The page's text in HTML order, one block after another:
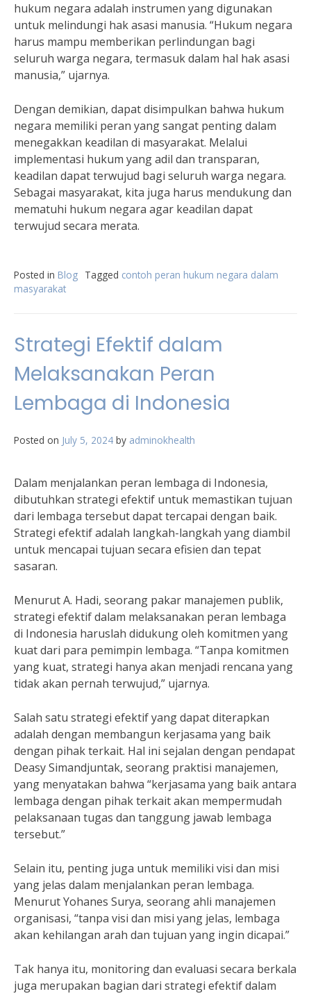
hukum negara adalah instrumen yang digunakan
untuk melindungi hak asasi manusia. “Hukum negara
harus mampu memberikan perlindungan bagi
seluruh warga negara, termasuk dalam hal hak asasi
manusia,” ujarnya.
Dengan demikian, dapat disimpulkan bahwa hukum
negara memiliki peran yang sangat penting dalam
menegakkan keadilan di masyarakat. Melalui
implementasi hukum yang adil dan transparan,
keadilan dapat terwujud bagi seluruh warga negara.
Sebagai masyarakat, kita juga harus mendukung dan
mematuhi hukum negara agar keadilan dapat
terwujud secara merata.
Posted in Blog Tagged contoh peran hukum negara dalam
masyarakat
Strategi Efektif dalam
Melaksanakan Peran
Lembaga di Indonesia
Posted on July 5, 2024 by adminokhealth
Dalam menjalankan peran lembaga di Indonesia,
dibutuhkan strategi efektif untuk memastikan tujuan
dari lembaga tersebut dapat tercapai dengan baik.
Strategi efektif adalah langkah-langkah yang diambil
untuk mencapai tujuan secara efisien dan tepat
sasaran.
Menurut A. Hadi, seorang pakar manajemen publik,
strategi efektif dalam melaksanakan peran lembaga
di Indonesia haruslah didukung oleh komitmen yang
kuat dari para pemimpin lembaga. “Tanpa komitmen
yang kuat, strategi hanya akan menjadi rencana yang
tidak akan pernah terwujud,” ujarnya.
Salah satu strategi efektif yang dapat diterapkan
adalah dengan membangun kerjasama yang baik
dengan pihak terkait. Hal ini sejalan dengan pendapat
Deasy Simandjuntak, seorang praktisi manajemen,
yang menyatakan bahwa “kerjasama yang baik antara
lembaga dengan pihak terkait akan mempermudah
pelaksanaan tugas dan tanggung jawab lembaga
tersebut.”
Selain itu, penting juga untuk memiliki visi dan misi
yang jelas dalam menjalankan peran lembaga.
Menurut Yohanes Surya, seorang ahli manajemen
organisasi, “tanpa visi dan misi yang jelas, lembaga
akan kehilangan arah dan tujuan yang ingin dicapai.”
Tak hanya itu, monitoring dan evaluasi secara berkala
juga merupakan bagian dari strategi efektif dalam